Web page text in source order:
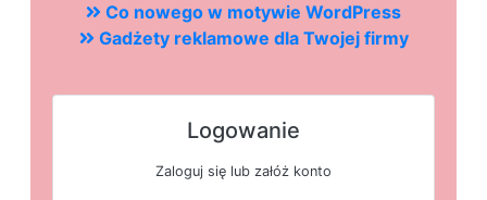
Co nowego w motywie WordPress
Gadżety reklamowe dla Twojej firmy
Logowanie
Zaloguj się lub załóż konto